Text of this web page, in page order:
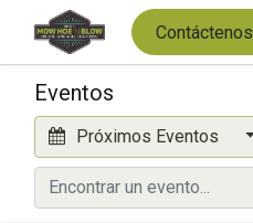
Contáctenos
Eventos
Próximos Eventos